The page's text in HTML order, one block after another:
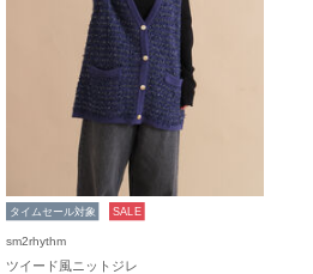
タイムセール対象 SALE
sm2rhythm
ツイード風ニットジレ